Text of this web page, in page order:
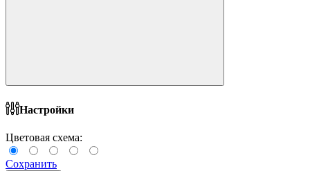
Настройки
Цветовая схема:
Сохранить